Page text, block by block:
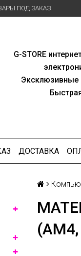
ПОД ЗАКАЗ
G-STORE
Эксклюзивные
ДОСТАВКА